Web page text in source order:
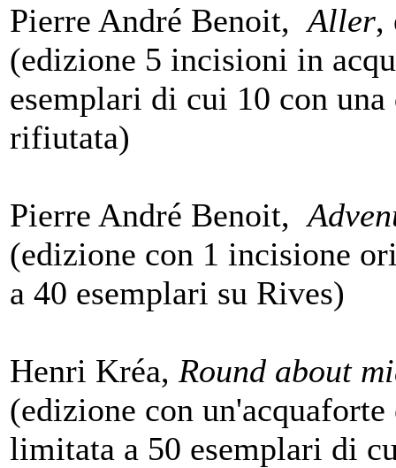
Pierre André Benoit,Aller,
(edizione 5 incisioni in
esemplari di cui 10 con
rifiutata)
Pierre André Benoit,
(edizione con 1 incisione
a 40 esemplari su Rives)
Henri Kréa, Round about
(edizione con
limitata a 50 esemplari di